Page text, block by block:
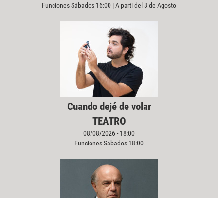
Funciones Sábados 16:00 | A parti del 8 de Agosto
Cuando dejé de volar
TEATRO
08/08/2026 - 18:00
Funciones Sábados 18:00